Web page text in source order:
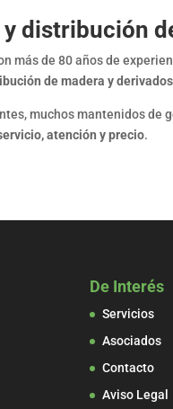
y distribución
más de 80 años de
de madera y derivados
muchos mantenidos de
atención y precio.
De Interés
Servicios
Asociados
Contacto
Aviso Legal